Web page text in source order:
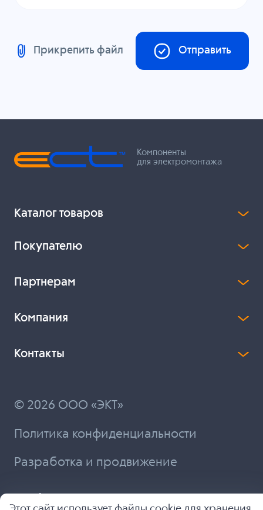
Прикрепить файл Отправить
Компоненты
для электромонтажа
Каталог товаров
Покупателю
Партнерам
Компания
Контакты
© 2026 ООО «ЭКТ»
Политика конфиденциальности
Разработка и продвижение